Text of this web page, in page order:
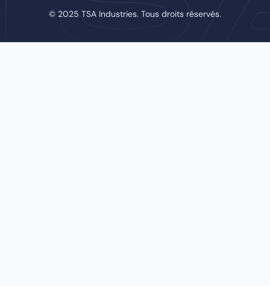
© 2025 TSA Industries. Tous droits réservés.